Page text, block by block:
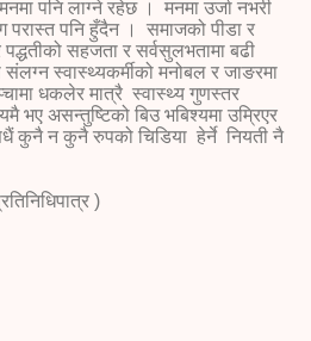
पनि लाग्ने रहेछ । मनमा उर्जा नभरी
परास्त पनि हुँदैन । समाजको पीडा र
सहजता र सर्वसुलभतामा बढी
स्वास्थ्यकर्मीको मनोबल र जाङरमा
धकलेर मात्रै स्वास्थ्य गुणस्तर
भए असन्तुष्टिको बिउ भबिश्यमा उम्रिएर
न कुनै रुपको चिडिया हेर्ने नियती नै
)